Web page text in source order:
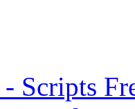
Scripts